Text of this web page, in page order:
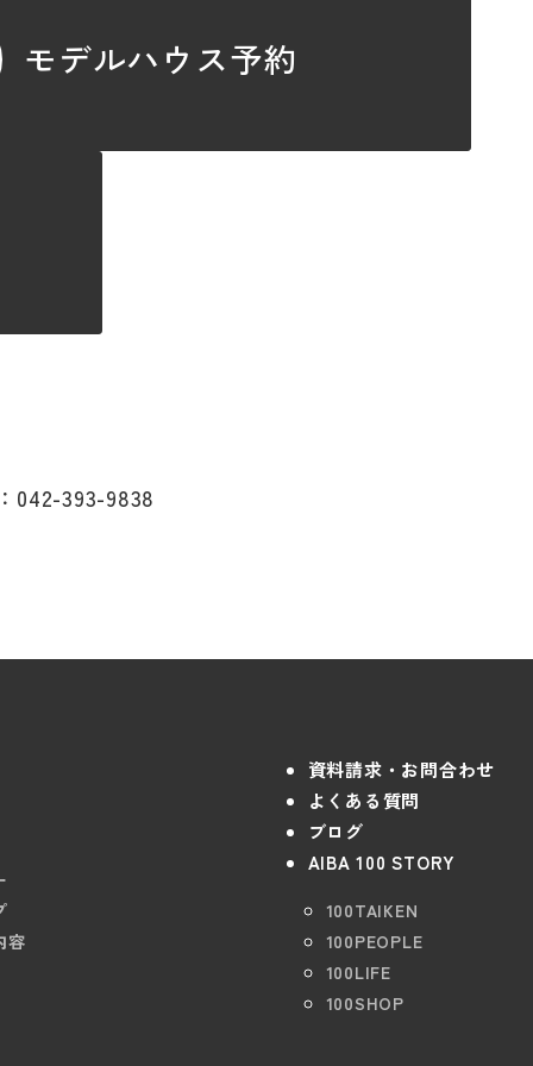
モデルハウス予約
042-393-9838
容
資料請求・お問合わせ
よくある質問
ブログ
AIBA 100 STORY
100TAIKEN
100PEOPLE
100LIFE
100SHOP